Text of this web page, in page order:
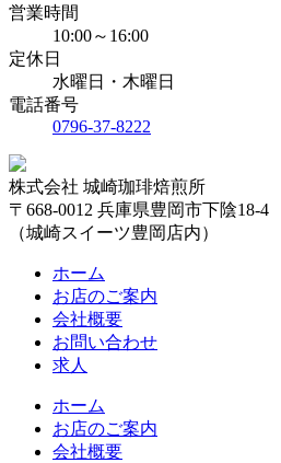
営業時間
10:00～16:00
定休日
水曜日・木曜日
電話番号
0796-37-8222
株式会社 城崎珈琲焙煎所
〒668-0012 兵庫県豊岡市下陰18-4
（城崎スイーツ豊岡店内）
ホーム
お店のご案内
会社概要
お問い合わせ
求人
ホーム
お店のご案内
会社概要